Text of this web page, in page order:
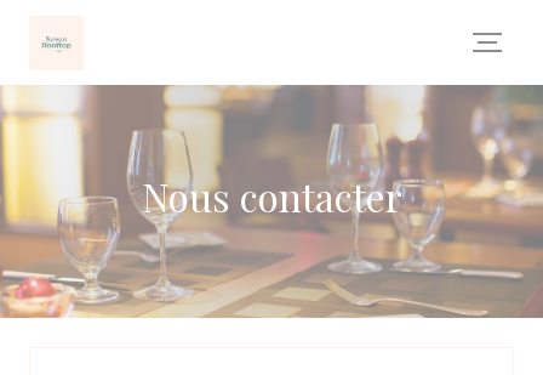
Nous contacter